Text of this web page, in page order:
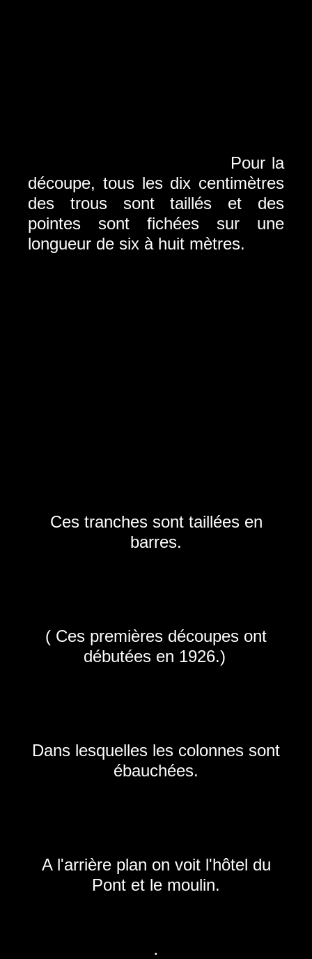
Pour la
découpe, tous les dix centimètres
des trous sont taillés et des
pointes sont fichées sur une
longueur de six à huit mètres.
Ces tranches sont taillées en
barres.
( Ces premières découpes ont
débutées en 1926.)
Dans lesquelles les colonnes sont
ébauchées.
A l'arrière plan on voit l'hôtel du
Pont et le moulin.
.